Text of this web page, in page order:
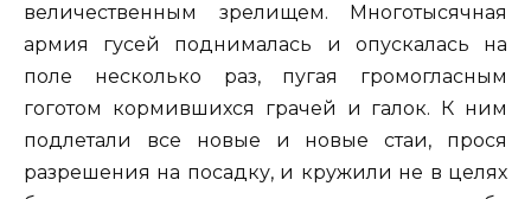
величественным зрелищем. Многотысячная
армия гусей поднималась и опускалась на
поле несколько раз, пугая громогласным
гоготом кормившихся грачей и галок. К ним
подлетали все новые и новые стаи, прося
разрешения на посадку, и кружили не в целях